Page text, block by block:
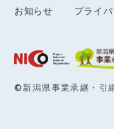
お知らせ プライ
©新潟県事業承継・引